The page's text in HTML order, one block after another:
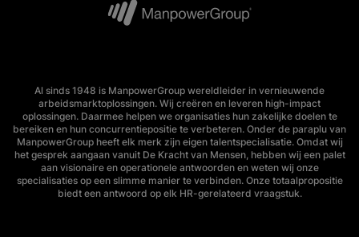
Al sinds 1948 is ManpowerGroup wereldleider in vernieuwende
arbeidsmarktoplossingen. Wij creëren en leveren high-impact
oplossingen. Daarmee helpen we organisaties hun zakelijke doelen te
bereiken en hun concurrentiepositie te verbeteren. Onder de paraplu van
ManpowerGroup heeft elk merk zijn eigen talentspecialisatie. Omdat wij
het gesprek aangaan vanuit De Kracht van Mensen, hebben wij een palet
aan visionaire en operationele antwoorden en weten wij onze
specialisaties op een slimme manier te verbinden. Onze totaalpropositie
biedt een antwoord op elk HR-gerelateerd vraagstuk.